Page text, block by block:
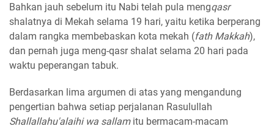
Bahkan jauh sebelum itu Nabi telah pula mengqasr
shalatnya di Mekah selama 19 hari, yaitu ketika berperang
dalam rangka membebaskan kota mekah (fath Makkah),
dan pernah juga meng-qasr shalat selama 20 hari pada
waktu peperangan tabuk.
Berdasarkan lima argumen di atas yang mengandung
pengertian bahwa setiap perjalanan Rasulullah
Shallallahu'alaihi wa sallamitu bermacam-macam